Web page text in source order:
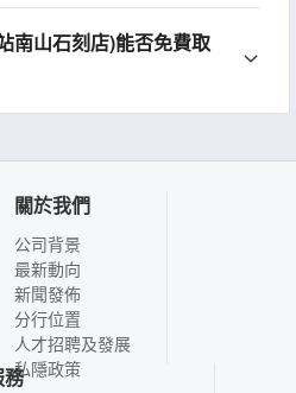
南山石刻店)能否免費取
關於我們
公司背景
最新動向
新聞發佈
分行位置
人才招聘及發展
私隱政策
務